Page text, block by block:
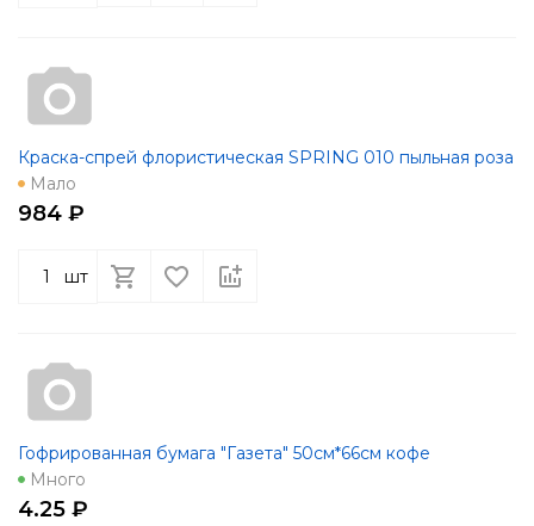
Краска-спрей флористическая SPRING 010 пыльная роза
Мало
984 ₽
шт
Гофрированная бумага "Газета" 50см*66см кофе
Много
4.25 ₽